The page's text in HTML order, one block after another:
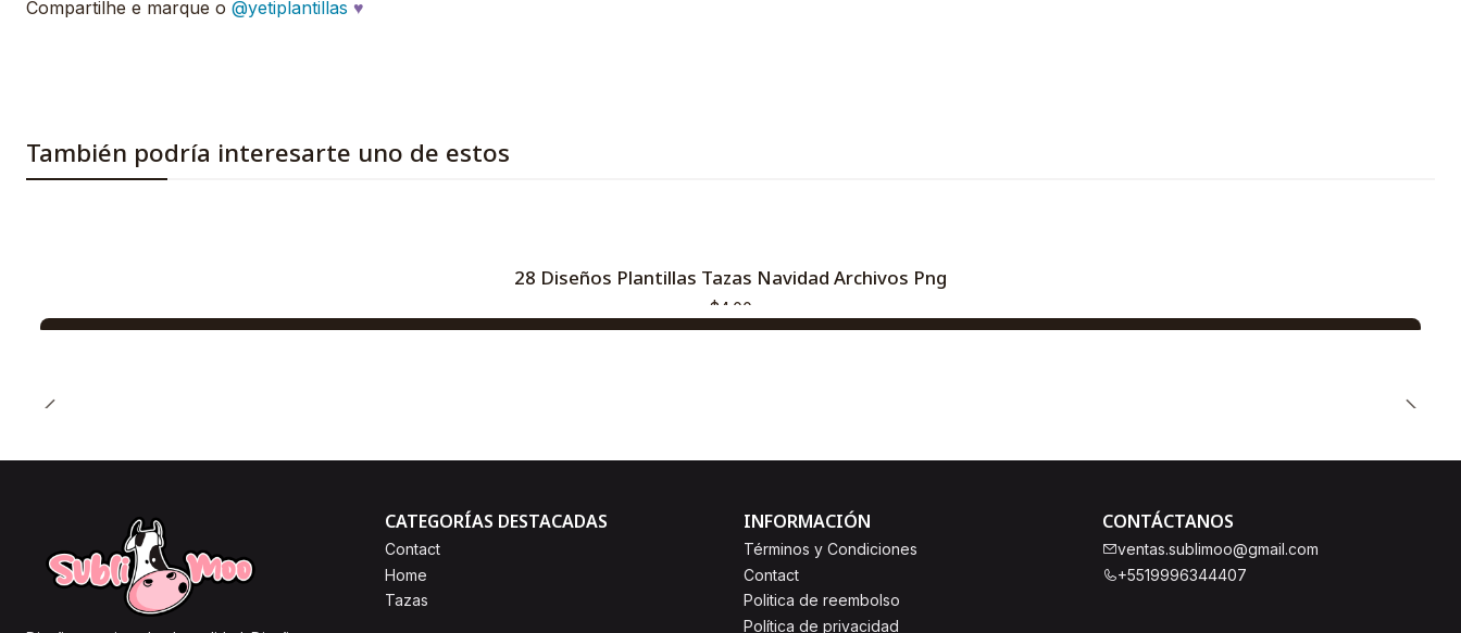
Compartilhe e marque o @yetiplantillas ♥
También podría interesarte uno de estos
28 Diseños Plantillas Tazas Navidad Archivos Png
$4,00
CATEGORÍAS DESTACADAS
Contact
Home
Tazas
INFORMACIÓN
Términos y Condiciones
Contact
Politica de reembolso
Política de privacidad
CONTÁCTANOS
ventas.sublimoo@gmail.com
+5519996344407